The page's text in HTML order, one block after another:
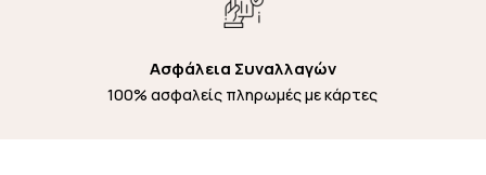
Ασφάλεια Συναλλαγών
100% ασφαλείς πληρωμές με κάρτες